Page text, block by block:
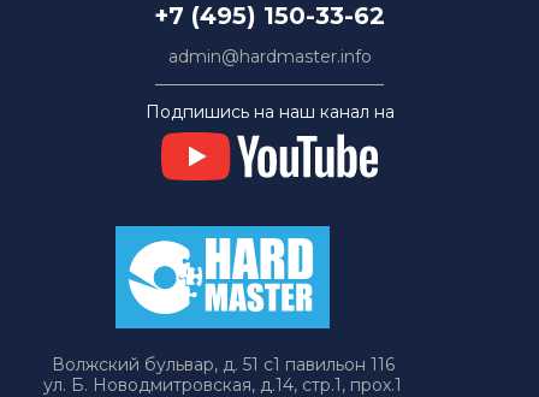
+7 (495) 150-33-62
admin@hardmaster.info
Подпишись на наш канал на
Волжский бульвар, д. 51 с1 павильон 116
ул. Б. Новодмитровская, д.14, стр.1, прох.1